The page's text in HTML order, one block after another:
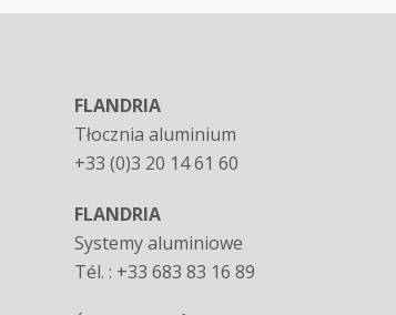
FLANDRIA
Tłocznia aluminium
+33 (0)3 20 14 61 60
FLANDRIA
Systemy aluminiowe
Tél. : +33 683 83 16 89